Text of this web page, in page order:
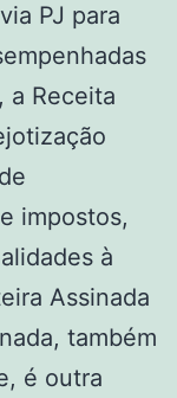
PJ para
Receita
impostos,
à
Assinada
também
é outra